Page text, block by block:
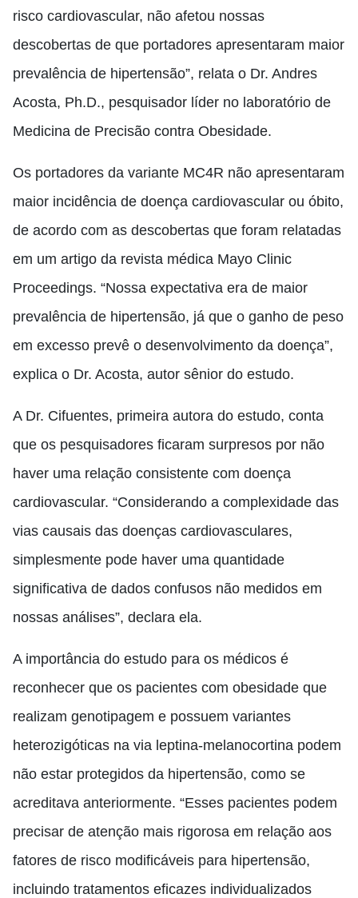
risco cardiovascular, não afetou nossas
descobertas de que portadores apresentaram maior
prevalência de hipertensão”, relata o Dr. Andres
Acosta, Ph.D., pesquisador líder no laboratório de
Medicina de Precisão contra Obesidade.
Os portadores da variante MC4R não apresentaram
maior incidência de doença cardiovascular ou óbito,
de acordo com as descobertas que foram relatadas
em um artigo da revista médica Mayo Clinic
Proceedings. “Nossa expectativa era de maior
prevalência de hipertensão, já que o ganho de peso
em excesso prevê o desenvolvimento da doença”,
explica o Dr. Acosta, autor sênior do estudo.
A Dr. Cifuentes, primeira autora do estudo, conta
que os pesquisadores ficaram surpresos por não
haver uma relação consistente com doença
cardiovascular. “Considerando a complexidade das
vias causais das doenças cardiovasculares,
simplesmente pode haver uma quantidade
significativa de dados confusos não medidos em
nossas análises”, declara ela.
A importância do estudo para os médicos é
reconhecer que os pacientes com obesidade que
realizam genotipagem e possuem variantes
heterozigóticas na via leptina-melanocortina podem
não estar protegidos da hipertensão, como se
acreditava anteriormente. “Esses pacientes podem
precisar de atenção mais rigorosa em relação aos
fatores de risco modificáveis para hipertensão,
incluindo tratamentos eficazes individualizados